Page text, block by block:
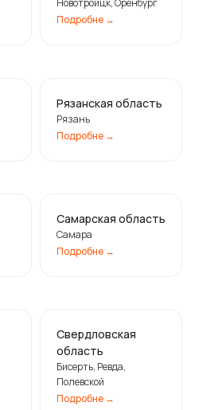
Самарская область
Самара
Подробне ㅤ→
Новотроицк, Оренбург
Подробне ㅤ→
Свердловская
область
Бисерть, Ревда,
Полевской
Подробне ㅤ→
Рязанская область
Рязань
Подробне ㅤ→